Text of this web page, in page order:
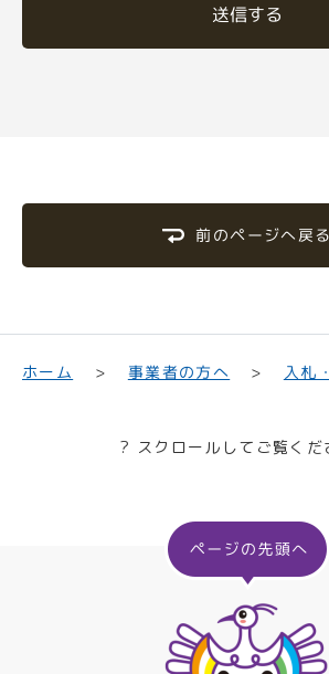
送信する
前のページへ戻る
ホーム 事業者の方へ 入札
? スクロールしてご覧くだ